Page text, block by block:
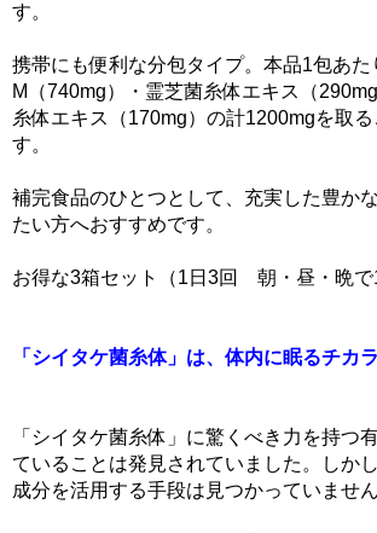
す。
携帯にも便利な分包タイプ。本品1包あた
M（740mg）・霊芝菌糸体エキス（
糸体エキス（170mg）の計1200mgを取る
す。
補完食品のひとつとして、充実した豊か
たい方へおすすめです。
お得な3箱セット（1日3回 朝・昼・晩で
「シイタケ菌糸体」は、体内に眠るチカ
「シイタケ菌糸体」に驚くべき力を持つ
ていることは発見されていました。しか
成分を活用する手段は見つかっていません